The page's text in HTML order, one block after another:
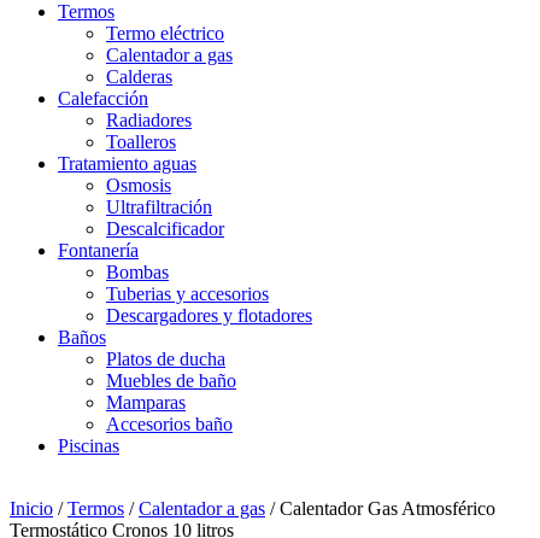
Termos
Termo eléctrico
Calentador a gas
Calderas
Calefacción
Radiadores
Toalleros
Tratamiento aguas
Osmosis
Ultrafiltración
Descalcificador
Fontanería
Bombas
Tuberias y accesorios
Descargadores y flotadores
Baños
Platos de ducha
Muebles de baño
Mamparas
Accesorios baño
Piscinas
Inicio /Termos /Calentador a gas / Calentador Gas Atmosférico
Termostático Cronos 10 litros